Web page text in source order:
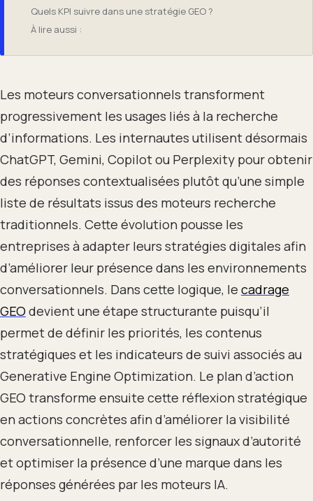
Quels KPI suivre dans une stratégie GEO ?
À lire aussi :
Les moteurs conversationnels transforment
progressivement les usages liés à la recherche
d’informations. Les internautes utilisent désormais
ChatGPT, Gemini, Copilot ou Perplexity pour obtenir
des réponses contextualisées plutôt qu’une simple
liste de résultats issus des moteurs recherche
traditionnels. Cette évolution pousse les
entreprises à adapter leurs stratégies digitales afin
d’améliorer leur présence dans les environnements
conversationnels. Dans cette logique, le cadrage
GEO devient une étape structurante puisqu’il
permet de définir les priorités, les contenus
stratégiques et les indicateurs de suivi associés au
Generative Engine Optimization. Le plan d’action
GEO transforme ensuite cette réflexion stratégique
en actions concrètes afin d’améliorer la visibilité
conversationnelle, renforcer les signaux d’autorité
et optimiser la présence d’une marque dans les
réponses générées par les moteurs IA.